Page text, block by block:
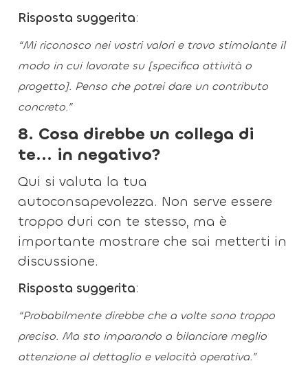
Risposta suggerita:
“Mi riconosco nei vostri valori e trovo stimolante il
modo in cui lavorate su [specifica attività o
progetto]. Penso che potrei dare un contributo
concreto.”
8. Cosa direbbe un collega di
te... in negativo?
Qui si valuta la tua
autoconsapevolezza. Non serve essere
troppo duri con te stesso, ma è
importante mostrare che sai metterti in
discussione.
Risposta suggerita:
“Probabilmente direbbe che a volte sono troppo
preciso. Ma sto imparando a bilanciare meglio
attenzione al dettaglio e velocità operativa.”